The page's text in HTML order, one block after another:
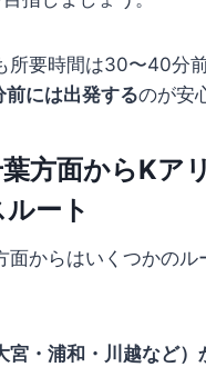
所要時間は30〜40分前
には出発するのが安
方面からKア
ート
面からはいくつかのル
宮・浦和・川越など）